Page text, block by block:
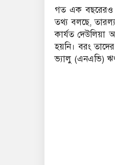
গত এক বছরেরও
তথ্য বলছে,
কার্যত দেউলিয়া
হয়নি। বরং
ভ্যালু (এনএভি)